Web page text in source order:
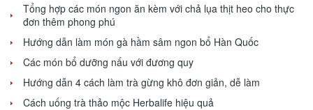
Tổng hợp các món ngon ăn kèm với chả lụa thịt heo cho thực
đơn thêm phong phú
Hướng dẫn làm món gà hầm sâm ngon bổ Hàn Quốc
Các món bổ dưỡng nấu với đương quy
Hướng dẫn 4 cách làm trà gừng khô đơn giản, dễ làm
Cách uống trà thảo mộc Herbalife hiệu quả